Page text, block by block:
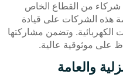
شركاء من القطاع الخاص
هذه الشركات على قيادة
الكهربائية. وتضمن مشاركتها
على موثوقية عالية.
والعامة